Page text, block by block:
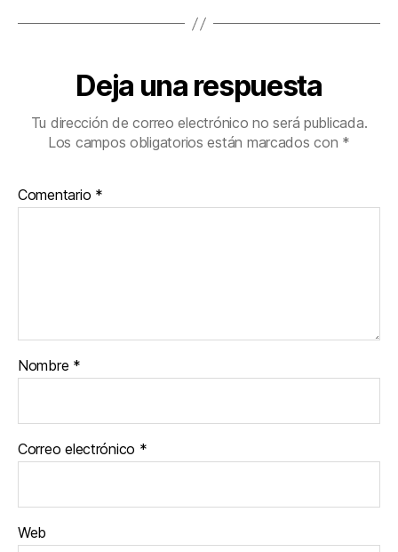
Deja una respuesta
Tu dirección de correo electrónico no será publicada.
Los campos obligatorios están marcados con *
Comentario *
Nombre *
Correo electrónico *
Web